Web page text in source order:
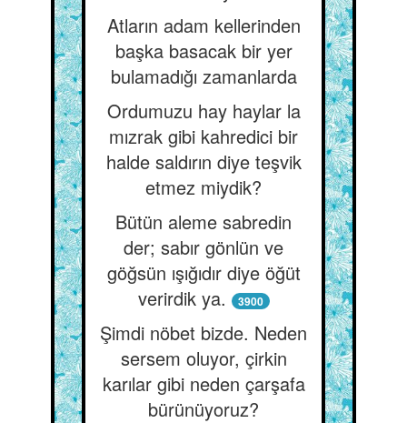
Atların adam kellerinden
başka basacak bir yer
bulamadığı zamanlarda
Ordumuzu hay haylar la
mızrak gibi kahredici bir
halde saldırın diye teşvik
etmez miydik?
Bütün aleme sabredin
der; sabır gönlün ve
göğsün ışığıdır diye öğüt
verirdik ya.
3900
Şimdi nöbet bizde. Neden
sersem oluyor, çirkin
karılar gibi neden çarşafa
bürünüyoruz?